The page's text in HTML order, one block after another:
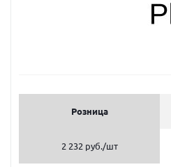
Розница
2 232 руб./шт